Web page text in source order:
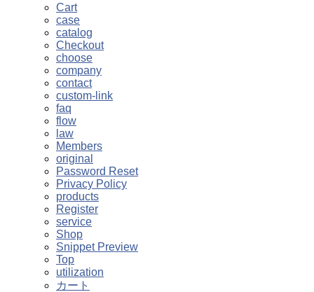
Cart
case
catalog
Checkout
choose
company
contact
custom-link
faq
flow
law
Members
original
Password Reset
Privacy Policy
products
Register
service
Shop
Snippet Preview
Top
utilization
カート